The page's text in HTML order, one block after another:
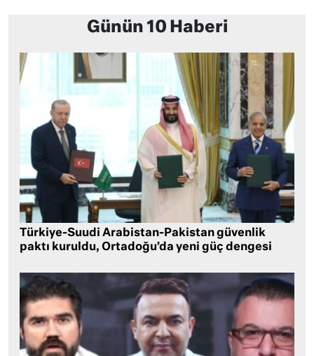
Günün 10 Haberi
Türkiye-Suudi Arabistan-Pakistan güvenlik
paktı kuruldu, Ortadoğu’da yeni güç dengesi